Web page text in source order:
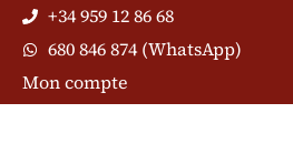
+34 959 12 86 68
680 846 874 (WhatsApp)
Mon compte